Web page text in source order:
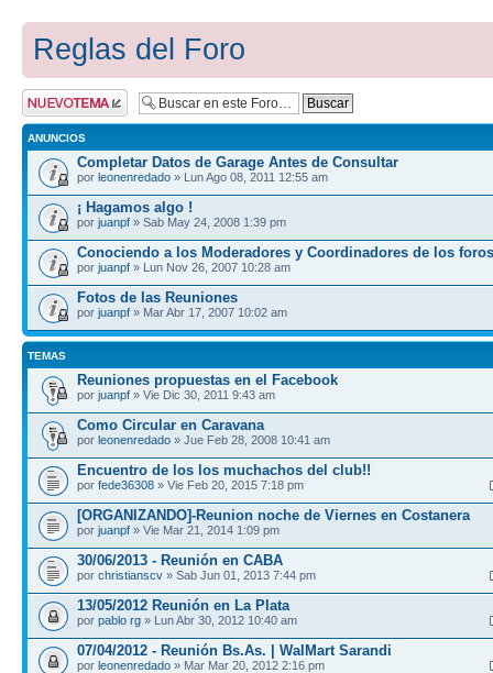
Reglas del Foro
Publicar un nuevo
tema
ANUNCIOS
Completar Datos de Garage Antes de Consultar
por leonenredado » Lun Ago 08, 2011 12:55 am
¡ Hagamos algo !
por juanpf » Sab May 24, 2008 1:39 pm
Conociendo a los Moderadores y Coordinadores de los foros
por juanpf » Lun Nov 26, 2007 10:28 am
Fotos de las Reuniones
por juanpf » Mar Abr 17, 2007 10:02 am
TEMAS
Reuniones propuestas en el Facebook
por juanpf » Vie Dic 30, 2011 9:43 am
Como Circular en Caravana
por leonenredado » Jue Feb 28, 2008 10:41 am
Encuentro de los los muchachos del club!!
por fede36308 » Vie Feb 20, 2015 7:18 pm
[ORGANIZANDO]-Reunion noche de Viernes en Costanera
por juanpf » Vie Mar 21, 2014 1:09 pm
30/06/2013 - Reunión en CABA
por christianscv » Sab Jun 01, 2013 7:44 pm
13/05/2012 Reunión en La Plata
por pablo rg » Lun Abr 30, 2012 10:40 am
07/04/2012 - Reunión Bs.As. | WalMart Sarandi
por leonenredado » Mar Mar 20, 2012 2:16 pm